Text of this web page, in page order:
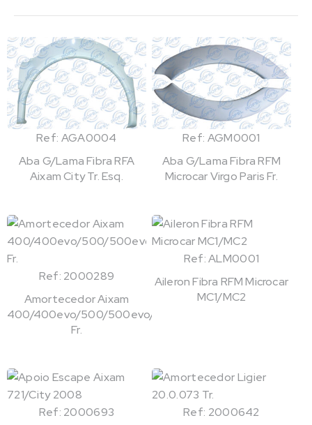
Ref: AGA0004
Aba G/Lama Fibra RFA
Aixam City Tr. Esq.
Ref: AGM0001
Aba G/Lama Fibra RFM
Microcar Virgo Paris Fr.
Ref: 2000289
Amortecedor Aixam
400/400evo/500/500evo/721
Fr.
Ref: ALM0001
Aileron Fibra RFM Microcar
MC1/MC2
Ref: 2000693
Ref: 2000642